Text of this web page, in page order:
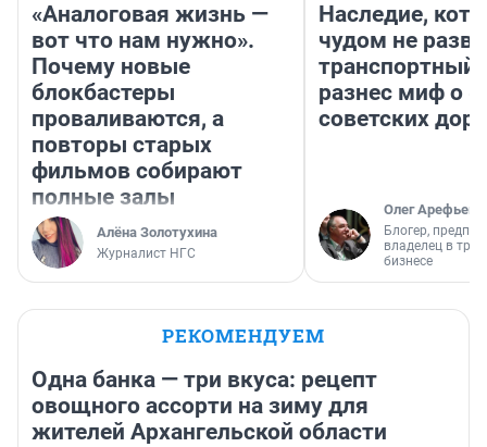
«Аналоговая жизнь —
вот что нам нужно».
Почему новые
блокбастеры
проваливаются, а
повторы старых
фильмов собирают
полные залы
Алёна Золотухина
Журналист НГС
Наследие,
чудом не
транспортный
разнес миф о
советских
Олег Арефьев
Блогер,
владелец в
бизнесе
РЕКОМЕНДУЕМ
Одна банка — три вкуса: рецепт
овощного ассорти на зиму для
жителей Архангельской области